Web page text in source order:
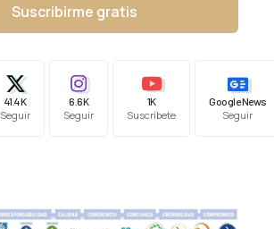
Suscribirme gratis
41.4K
Seguir
6.6K
Seguir
1K
Suscríbete
Google News
Seguir